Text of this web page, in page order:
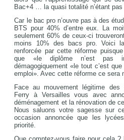
Bac+4 … la quasi totalité n’étant pas
Car le bac pro n’ouvre pas à des
BTS pour 40% d’entre eux. La
seulement 60% de ceux-ci
moins 10% des bacs pro. Voici
renforcée par cette réforme
que «le diplôme n’est pas
démagogiquement «le tout c’est
emploi». Avec cette réforme ce sera
Face au mouvement légitime des
Ferry à Versailles vous avec
déménagement et la rénovation de
Nous saluons votre sagesse sur
occasion annoncée que les
priorité.